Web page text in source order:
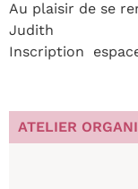
Au plaisir de se
Judith
Inscription
ATELIER